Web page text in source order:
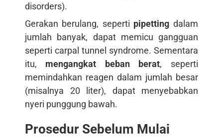
disorders).
Gerakan berulang, seperti pipetting dalam
jumlah banyak, dapat memicu gangguan
seperti carpal tunnel syndrome. Sementara
itu, mengangkat beban berat, seperti
memindahkan reagen dalam jumlah besar
(misalnya 20 liter), dapat menyebabkan
nyeri punggung bawah.
Prosedur Sebelum Mulai